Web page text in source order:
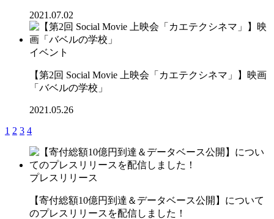
2021.07.02
イベント
【第2回 Social Movie 上映会「カエテクシネマ」】映画
「バベルの学校」
2021.05.26
1 2 3 4
プレスリリース
【寄付総額10億円到達＆データベース公開】について
のプレスリリースを配信しました！